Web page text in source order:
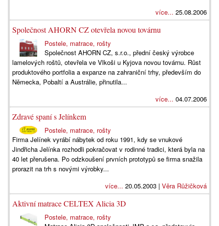
více... 25.08.2006
Společnost AHORN CZ otevřela novou továrnu
Postele, matrace, rošty
Společnost AHORN CZ, s.r.o., přední český výrobce
lamelových roštů, otevřela ve Vlkoši u Kyjova novou továrnu. Růst
produktového portfolia a expanze na zahraniční trhy, především do
Německa, Pobaltí a Austrálie, přinutila...
více... 04.07.2006
Zdravé spaní s Jelínkem
Postele, matrace, rošty
Firma Jelínek vyrábí nábytek od roku 1991, kdy se vnukové
Jindřicha Jelínka rozhodli pokračovat v rodinné tradici, která byla na
40 let přerušena. Po odzkoušení prvních prototypů se firma snažila
prorazit na trh s novými výrobky...
více... 20.05.2003 | Věra Růžičková
Aktivní matrace CELTEX Alicia 3D
Postele, matrace, rošty